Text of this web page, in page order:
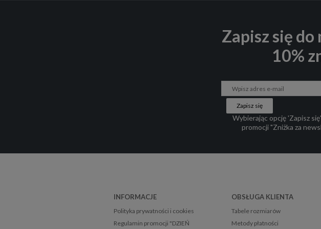
Zapisz się
10%
Zapisz się
Wybierając opcję 'Zapisz
promocji "Zniżka za
INFORMACJE
Polityka prywatności i cookies
Regulamin promocji "DZIEŃ
OBSŁUGA KLIENTA
Tabele rozmiarów
Metody płatności